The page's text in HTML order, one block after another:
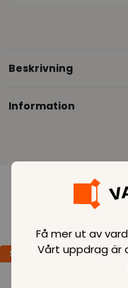
Få mer ut av
Vårt uppdrag är
Beskrivning
Information
SPARA 99 SEK